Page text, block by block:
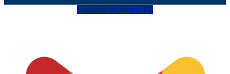
Logotipo do correio (2)